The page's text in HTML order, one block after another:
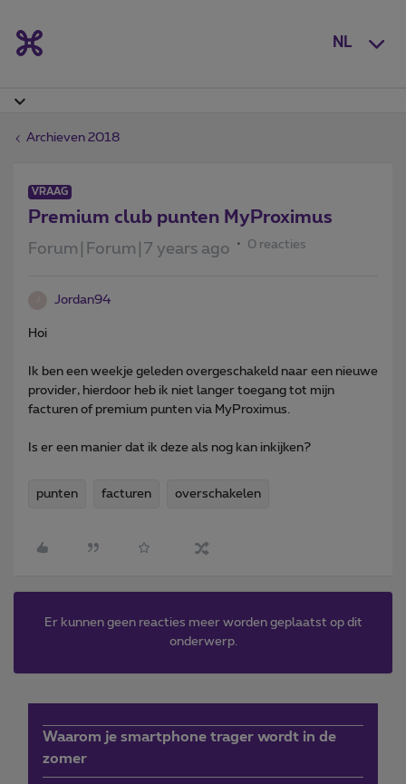
NL
Archieven 2018
VRAAG
Premium club punten MyProximus
Forum|Forum|7 years ago 0 reacties
Jordan94
Hoi
Ik ben een weekje geleden overgeschakeld naar een nieuwe
provider, hierdoor heb ik niet langer toegang tot mijn
facturen of premium punten via MyProximus.
Is er een manier dat ik deze als nog kan inkijken?
punten facturen overschakelen
Er kunnen geen reacties meer worden geplaatst op dit
onderwerp.
Waarom je smartphone trager wordt in de
zomer